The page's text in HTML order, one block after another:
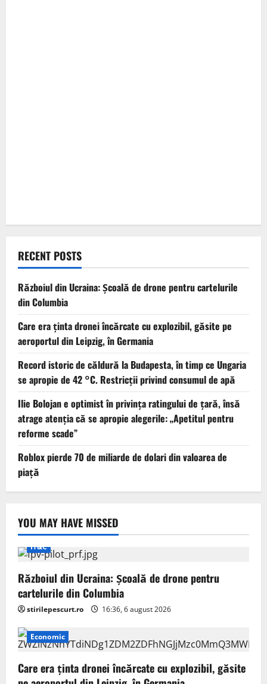
RECENT POSTS
Războiul din Ucraina: Școală de drone pentru cartelurile
din Columbia
Care era ținta dronei încărcate cu explozibil, găsite pe
aeroportul din Leipzig, în Germania
Record istoric de căldură la Budapesta, în timp ce Ungaria
se apropie de 42 °C. Restricții privind consumul de apă
Ilie Bolojan e optimist în privința ratingului de țară, însă
atrage atenția că se apropie alegerile: „Apetitul pentru
reforme scade”
Roblox pierde 70 de miliarde de dolari din valoarea de
piață
YOU MAY HAVE MISSED
IT&C
Războiul din Ucraina: Școală de drone pentru
cartelurile din Columbia
stirilepescurt.ro 16:36, 6 august 2026
Economic
Care era ținta dronei încărcate cu explozibil, găsite